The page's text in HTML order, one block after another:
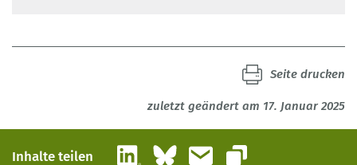
zuletzt geändert am 17. Januar 2025
Seite drucken
Inhalte teilen LinkedInBlueskyE-Mail
Link kopieren